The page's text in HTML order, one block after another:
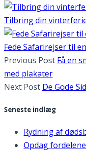
Tilbring din
Fede Safarirejser til
Previous Post Få en
med plakater
Next Post De Gode
Seneste indlæg
Rydning af
Opdag